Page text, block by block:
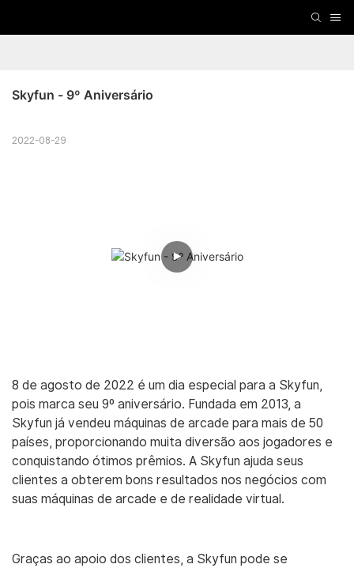
Skyfun - 9º Aniversário
2022-08-29
8 de agosto de 2022 é um dia especial para a Skyfun,
pois marca seu 9º aniversário. Fundada em 2013, a
Skyfun já vendeu máquinas de arcade para mais de 50
países, proporcionando muita diversão aos jogadores e
conquistando ótimos prêmios. A Skyfun ajuda seus
clientes a obterem bons resultados nos negócios com
suas máquinas de arcade e de realidade virtual.
Graças ao apoio dos clientes, a Skyfun pode se